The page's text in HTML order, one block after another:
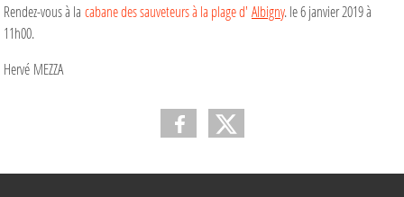
Rendez-vous à la cabane des sauveteurs à la plage d' Albigny. le 6 janvier 2019 à
11h00.
Hervé MEZZA